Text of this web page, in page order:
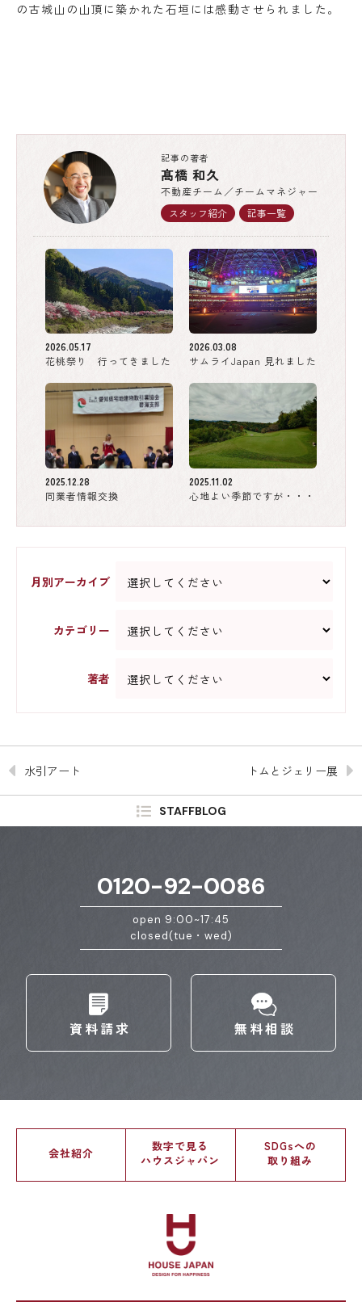
の古城山の山頂に築かれた石垣には感動させられました。
記事の著者
髙橋 和久
不動産チーム／チームマネジャー
スタッフ紹介
記事一覧
2026.05.17
花桃祭り 行ってきました
2026.03.08
サムライJapan 見れました
2025.12.28
同業者情報交換
2025.11.02
心地よい季節ですが・・・
月別アーカイブ
カテゴリー
著者
水引アート トムとジェリー展
STAFFBLOG
0120-92-0086
open 9:00~17:45
closed(tue・wed)
資料請求 無料相談
会社紹介
数字で見る
ハウスジャパン
SDGsへの
取り組み